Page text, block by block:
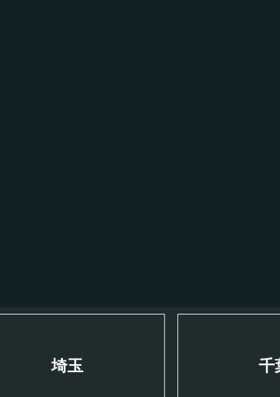
埼玉 千